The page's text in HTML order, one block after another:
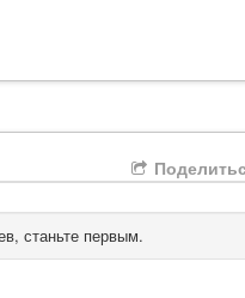
станьте первым.